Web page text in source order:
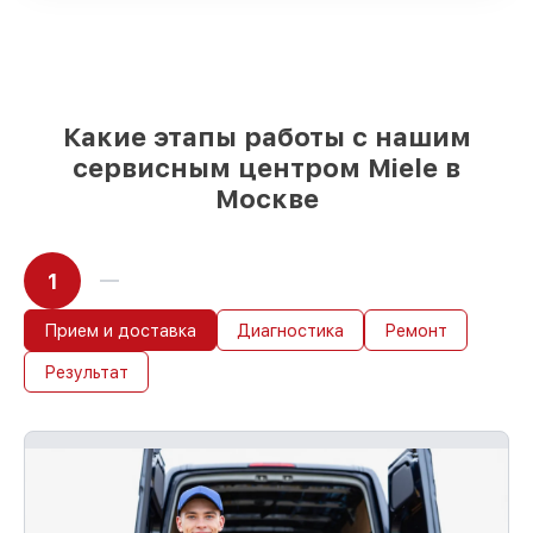
работ в течение пары часов, при
немедленном начале работ
Какие этапы работы с нашим
сервисным центром Miele в
Москве
1
Прием и доставка Диагностика Ремонт
Результат